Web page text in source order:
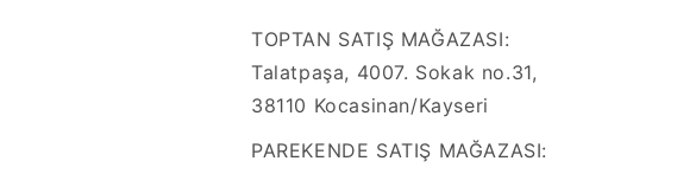
TOPTAN SATIŞ MAĞAZASI:
Talatpaşa, 4007. Sokak no.31,
38110 Kocasinan/Kayseri
PAREKENDE SATIŞ MAĞAZASI: